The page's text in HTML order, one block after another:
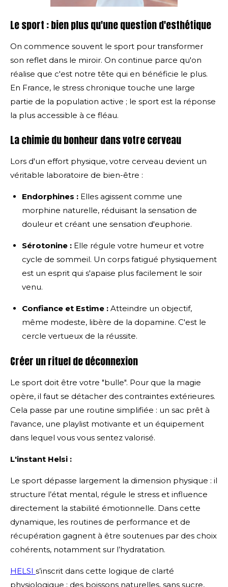
Le sport : bien plus qu'une question d'esthétique
On commence souvent le sport pour transformer
son reflet dans le miroir. On continue parce qu'on
réalise que c'est notre tête qui en bénéficie le plus.
En France, le stress chronique touche une large
partie de la population active ; le sport est la réponse
la plus accessible à ce fléau.
La chimie du bonheur dans votre cerveau
Lors d'un effort physique, votre cerveau devient un
véritable laboratoire de bien-être :
Endorphines :Elles agissent comme une
morphine naturelle, réduisant la sensation de
douleur et créant une sensation d'euphorie.
Sérotonine :Elle régule votre humeur et votre
cycle de sommeil. Un corps fatigué physiquement
est un esprit qui s'apaise plus facilement le soir
venu.
Confiance et Estime :Atteindre un objectif,
même modeste, libère de la dopamine. C'est le
cercle vertueux de la réussite.
Créer un rituel de déconnexion
Le sport doit être votre "bulle". Pour que la magie
opère, il faut se détacher des contraintes extérieures.
Cela passe par une routine simplifiée : un sac prêt à
l'avance, une playlist motivante et un équipement
dans lequel vous vous sentez valorisé.
L'instant Helsi :
Le sport dépasse largement la dimension physique : il
structure l’état mental, régule le stress et influence
directement la stabilité émotionnelle. Dans cette
dynamique, les routines de performance et de
récupération gagnent à être soutenues par des choix
cohérents, notamment sur l’hydratation.
HELSI s’inscrit dans cette logique de clarté
physiologique : des boissons naturelles, sans sucre,